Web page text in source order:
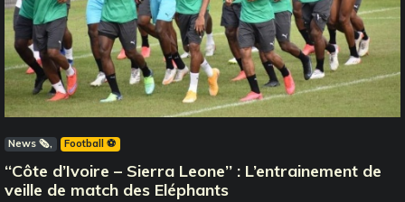
News 🗞️ Football ⚽️
‘‘Côte d’Ivoire – Sierra Leone’’ : L’entrainement de
veille de match des Eléphants